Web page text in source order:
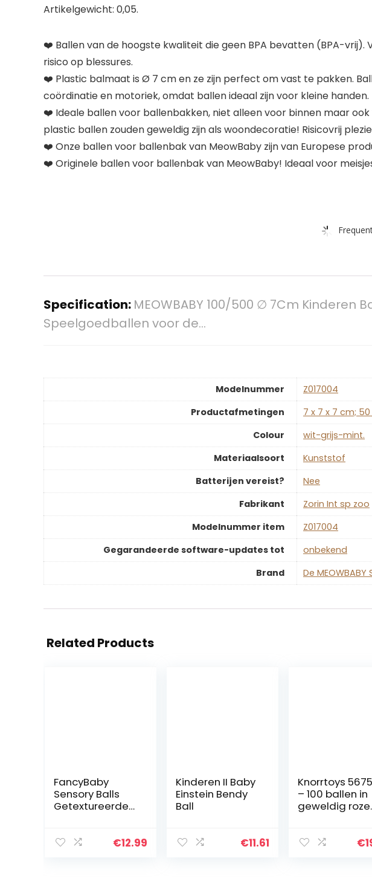
Artikelgewicht: 0,05.
❤️ Ballen van de hoogste kwaliteit die geen BPA bevatten (BPA-
risico op blessures.
❤️ Plastic balmaat is Ø 7 cm en ze zijn perfect om vast te pakken.
coördinatie en motoriek, omdat ballen ideaal zijn voor kleine handen.
❤️ Ideale ballen voor ballenbakken, niet alleen voor binnen maar
plastic ballen zouden geweldig zijn als woondecoratie! Risicovrij
❤️ Onze ballen voor ballenbak van MeowBaby zijn van Europese
❤️ Originele ballen voor ballenbak van MeowBaby! Ideaal voor
Specification: MEOWBABY 100/500 ∅ 7Cm
Speelgoedballen voor de…
Modelnummer
‎Z017004
Productafmetingen
‎7 x 7 x 7 cm;
Colour
‎wit-grijs-mint.
Materiaalsoort
‎Kunststof
Batterijen vereist?
‎Nee
Fabrikant
‎Zorin Int sp zoo
Modelnummer item
‎Z017004
Gegarandeerde software-updates tot
‎onbekend
Brand
De
Related Products
FancyBaby
Sensory Balls
Getextureerde
Packet
€12.99
Kinderen II Baby
Einstein Bendy
Ball
€11.61
Knorrtoys
– 100 ballen in
geweldig roze
weekmakers€